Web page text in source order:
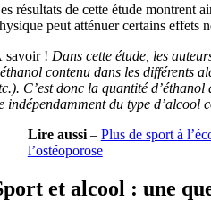
résultats de cette étude montrent
peut atténuer certains effets
savoir ! Dans cette étude, les
contenu dans les différents
C’est donc la quantité
indépendamment du type d’alcool
Lire aussi– Plus de sport à
l’ostéoporose
et alcool : une